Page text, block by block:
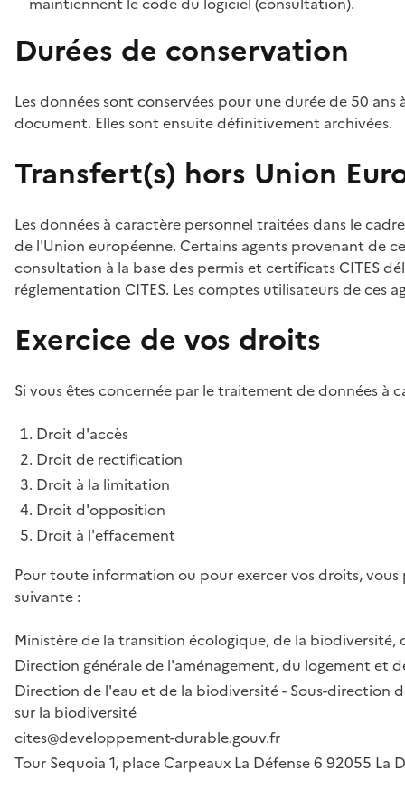
Durées de conservation
Les données sont conservées pour une durée de 50
document. Elles sont ensuite définitivement archivées.
Transfert(s) hors Union
Les données à caractère personnel traitées dans le
de l'Union européenne. Certains agents provenant de
consultation à la base des permis et certificats CITES
réglementation CITES. Les comptes utilisateurs de ces
Exercice de vos droits
Si vous êtes concernée par le traitement de données à
Droit d'accès
Droit de rectification
Droit à la limitation
Droit d'opposition
Droit à l'effacement
Pour toute information ou pour exercer vos droits,
suivante :
Ministère de la transition écologique, de la biodiversité,
Direction générale de l'aménagement, du logement et
Direction de l'eau et de la biodiversité - Sous-direction
sur la biodiversité
cites@developpement-durable.gouv.fr
Tour Sequoia 1, place Carpeaux La Défense 6 92055 La